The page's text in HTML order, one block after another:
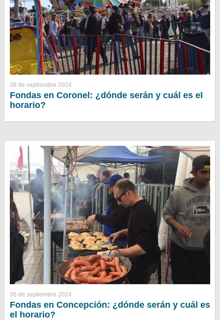
08 de septiembre 2024
Fondas en Coronel: ¿dónde serán y cuál es el
horario?
06 de septiembre 2024
Fondas en Concepción: ¿dónde serán y cuál es
el horario?